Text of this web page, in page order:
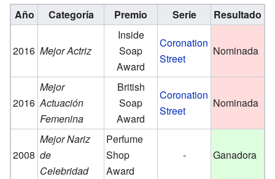
Año Categoría Premio Serie Resultado
2016 Mejor Actriz
Inside
Soap
Award
Coronation
Street
Nominada
2016
Mejor
Actuación
Femenina
British
Soap
Award
Coronation
Street
Nominada
2008
Mejor Nariz
de
Celebridad
Perfume
Shop
Award
- Ganadora